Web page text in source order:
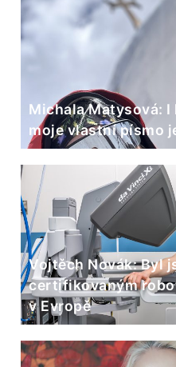
Michala Matysová:
moje vlastní písmo
Vojtěch Novák: Byl
certifikovaným
v Evropě